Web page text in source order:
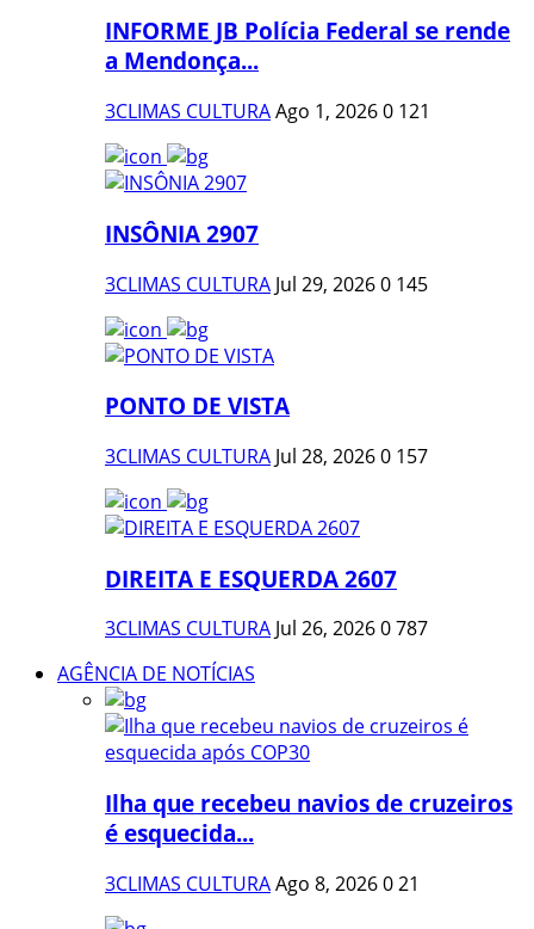
INFORME JB Polícia Federal se rende
a Mendonça...
3CLIMAS CULTURAAgo 1, 20260 121
INSÔNIA 2907
3CLIMAS CULTURA Jul 29, 20260 145
PONTO DE VISTA
3CLIMAS CULTURA Jul 28, 20260 157
DIREITA E ESQUERDA 2607
3CLIMAS CULTURA Jul 26, 20260787
AGÊNCIA DE NOTÍCIAS
Ilha que recebeu navios de cruzeiros
é esquecida...
3CLIMAS CULTURAAgo 8, 2026021